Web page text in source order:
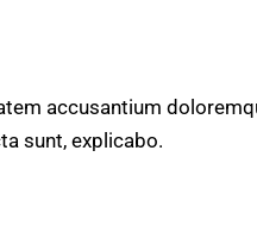
accusantium
sunt, explicabo.